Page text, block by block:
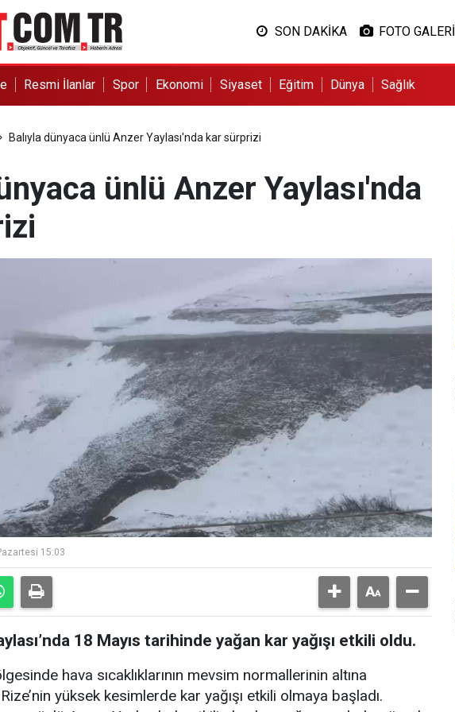
SON DAKİKA FOTO GALERİ
Resmi İlanlar Spor Ekonomi Siyaset Eğitim Dünya Sağlık
Balıyla dünyaca ünlü Anzer Yaylası'nda kar sürprizi
ünlü Anzer Yaylası'nda
15:03
18 Mayıs tarihinde yağan kar yağışı etkili oldu.
hava sıcaklıklarının mevsim normallerinin altına
yüksek kesimlerde kar yağışı etkili olmaya başladı.